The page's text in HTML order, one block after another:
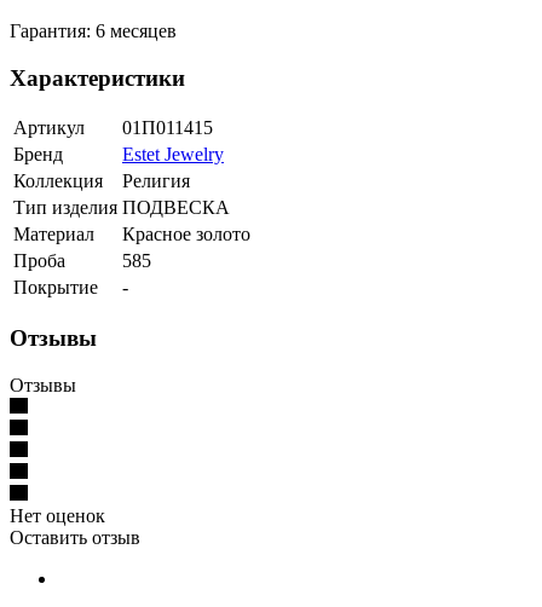
Гарантия: 6 месяцев
Характеристики
Артикул
01П011415
Бренд
Estet Jewelry
Коллекция
Религия
Тип изделия ПОДВЕСКА
Материал
Красное золото
Проба
585
Покрытие
-
Отзывы
Отзывы
Нет оценок
Оставить отзыв